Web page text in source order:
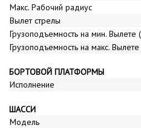
Макс. Рабочий радиус
Вылет стрелы
Грузоподъемность на мин. Вылете
Грузоподъемность на макс. Вылете
БОРТОВОЙ ПЛАТФОРМЫ
Исполнение
ШАССИ
Модель